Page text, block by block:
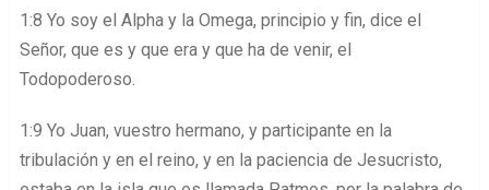
1:8 Yo soy el Alpha y la Omega, principio y fin, dice el
Señor, que es y que era y que ha de venir, el
Todopoderoso.
1:9 Yo Juan, vuestro hermano, y participante en la
tribulación y en el reino, y en la paciencia de Jesucristo,